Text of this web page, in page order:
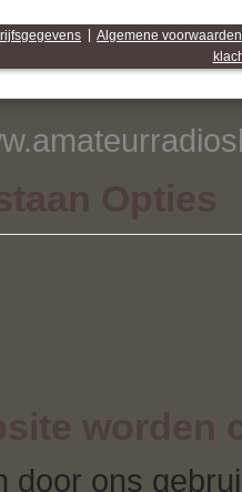
Algemene voorwaarden
Opties
worden
door ons